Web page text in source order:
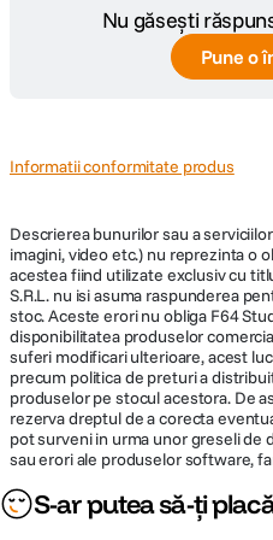
CARACTERISTICI FIZICE:
Greutate 9.1 kg
CARACTERISTICI GENERALE
Putere
consumata
45 W
FACILITATI
Functii speciale
Inclinare
(stanga/
Reglare pe
Nu găsești
Pune o
Informatii conformitate produs
Descrierea bunurilor sau a
imagini, video etc.) nu reprezinta o
acestea fiind utilizate exclusiv cu
S.R.L. nu isi asuma raspunderea
stoc. Aceste erori nu obliga F64
disponibilitatea produselor
suferi modificari ulterioare, acest
precum politica de preturi a
produselor pe stocul acestora. De
rezerva dreptul de a corecta
pot surveni in urma unor greseli de
sau erori ale produselor software,
S-ar putea să-ți